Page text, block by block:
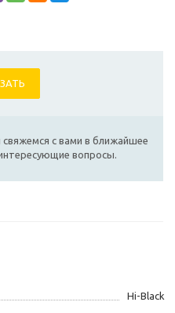
с вами в ближайшее
вопросы.
Hi-Black